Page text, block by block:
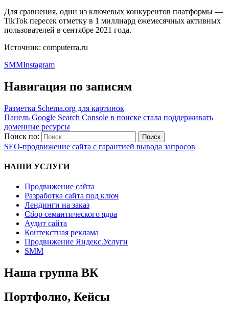
Для сравнения, один из ключевых конкурентов платформы —
TikTok пересек отметку в 1 миллиард ежемесячных активных
пользователей в сентябре 2021 года.
Источник: computerra.ru
SMMInstagram
Навигация по записям
Разметка Schema.org для картинок
Панель Google Search Сonsole в поиске стала поддерживать
доменные ресурсы
Поиск по:
SEO-продвижение сайта с гарантией вывода запросов
НАШИ УСЛУГИ
Продвижение сайта
Разработка сайта под ключ
Лендинги на заказ
Сбор семантического ядра
Аудит сайта
Контекстная реклама
Продвижение Яндекс.Услуги
SMM
Наша группа ВК
Портфолио, Кейсы